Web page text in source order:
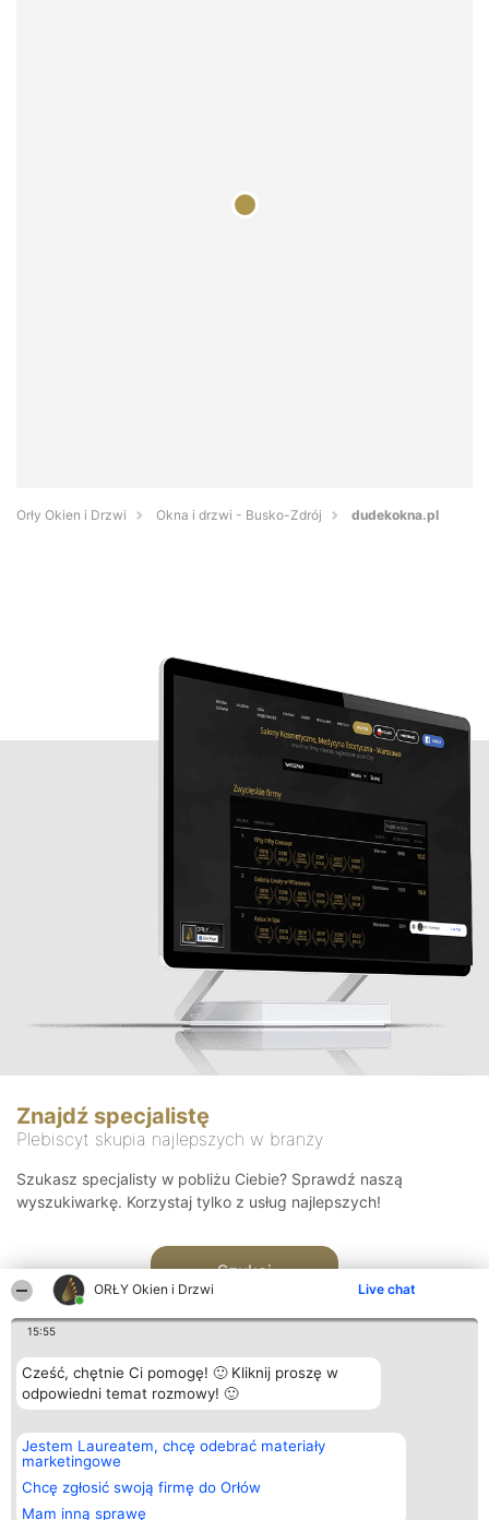
ORŁY Okien i Drzwi Live chat
15:55
Cześć, chętnie Ci pomogę! 🙂 Kliknij proszę w
odpowiedni temat rozmowy! 🙂
Jestem Laureatem, chcę odebrać materiały
marketingowe
Chcę zgłosić swoją firmę do Orłów
Mam inną sprawę
Orły Okien i Drzwi Okna i drzwi - Busko-Zdrój dudekokna.pl
Znajdź specjalistę
Plebiscyt skupia najlepszych w branży
Szukasz specjalisty w pobliżu Ciebie? Sprawdź naszą
wyszukiwarkę. Korzystaj tylko z usług najlepszych!
Szukaj
Organizator plebiscytu
Bright Side Solutions sp. z o.
o. sp. k.
ul. Ruska 22
Wrocław 50-079
KRS 0000749100 | Regon
Plebiscyt
Laureaci
wszystkich
Laureatów
Kontakt
Kontakt